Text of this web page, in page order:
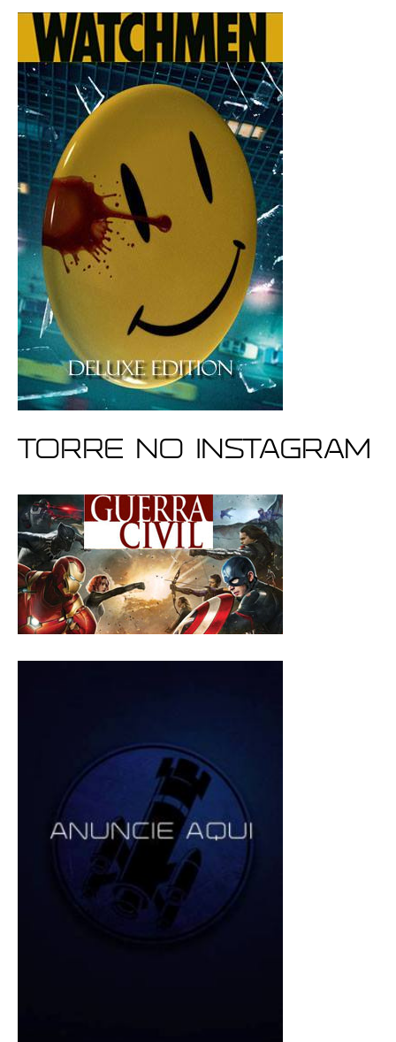
Torre no Instagram